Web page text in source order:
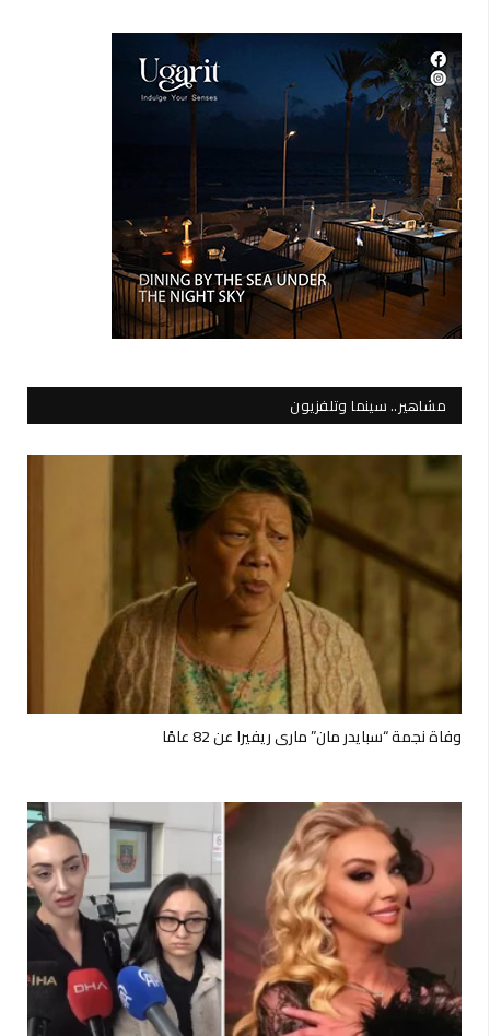
مشاهير.. سينما وتلفزيون
وفاة نجمة “سبايدر مان” ماري ريفيرا عن 82 عامًا